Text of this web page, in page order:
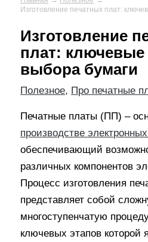
Изготовление печатных плат:
Изготовление
плат: ключевые
выбора бумаги
Полезное, Про печатные
Печатные платы (ПП) –
производстве
обеспечивающий
различных компонентов
Процесс изготовления
представляет собой
многоступенчатую
ключевых этапов которой